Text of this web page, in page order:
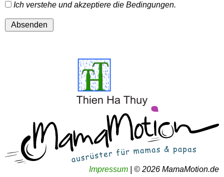
Ich verstehe und akzeptiere die Bedingungen.
Impressum © 2026 MamaMotion.de